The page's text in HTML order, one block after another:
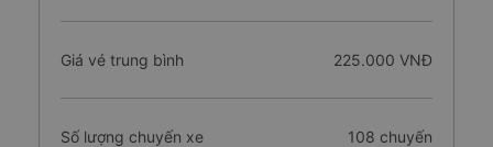
Giá vé trung bình 225.000 VNĐ
Số lượng chuyến xe 108 chuyến